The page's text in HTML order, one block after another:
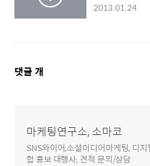
2013.01.24
댓
댓글 개
마케팅연구소, 소마코
SNS와이어,소셜미디어마케팅, 디지
합 홍보 대행사, 견적 문의/상담